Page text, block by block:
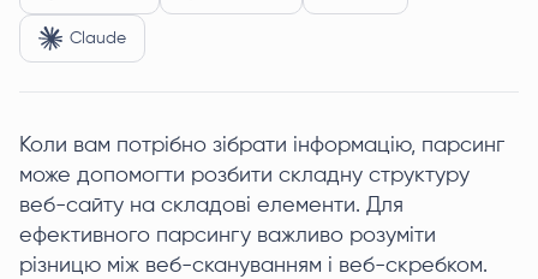
Claude
Коли вам потрібно зібрати інформацію, парсинг
може допомогти розбити складну структуру
веб-сайту на складові елементи. Для
ефективного парсингу важливо розуміти
різницю між веб-скануванням і веб-скребком.